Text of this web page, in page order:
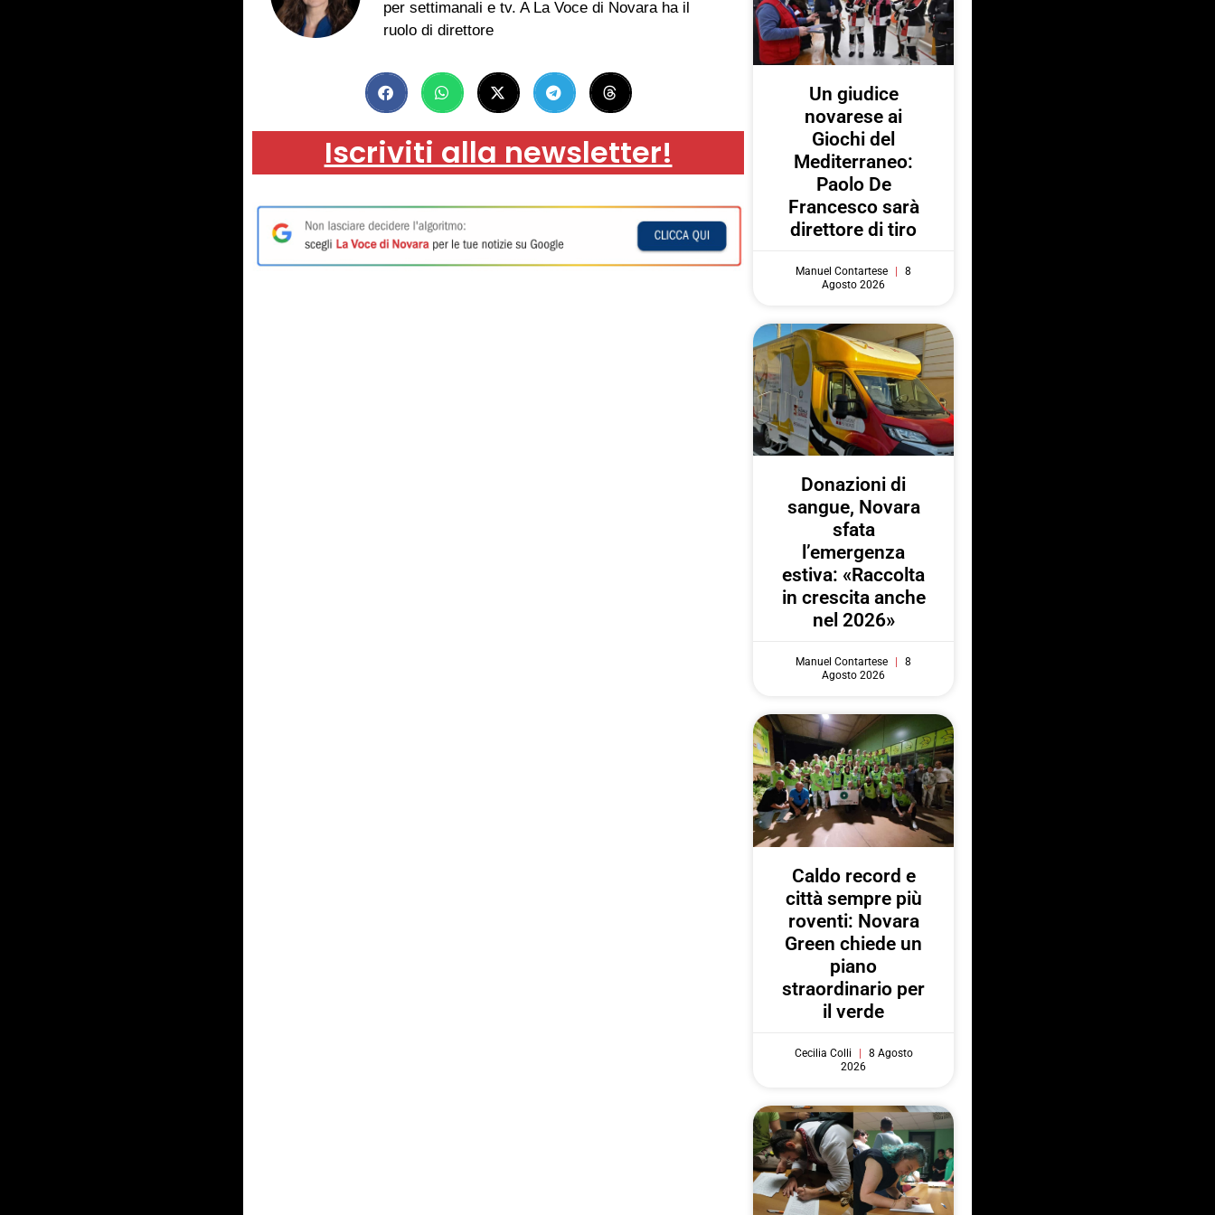
per settimanali e tv. A La Voce di Novara ha il
ruolo di direttore
Iscriviti alla newsletter!
Un giudice
novarese ai
Giochi del
Mediterraneo:
Paolo De
Francesco sarà
direttore di tiro
Manuel Contartese
8
Agosto 2026
Donazioni di
sangue, Novara
sfata
l’emergenza
estiva: «Raccolta
in crescita anche
nel 2026»
Manuel Contartese
8
Agosto 2026
Caldo record e
città sempre più
roventi: Novara
Green chiede un
piano
straordinario per
il verde
Cecilia Colli
8 Agosto
2026